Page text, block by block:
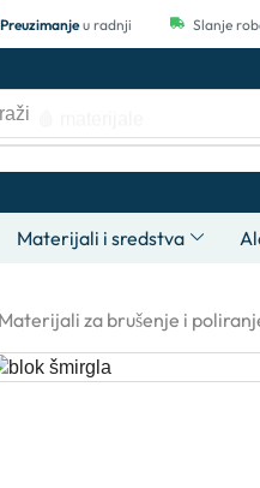
Preuzimanjeu radnji Slanje
Materijali i sredstva
Materijali za brušenje i